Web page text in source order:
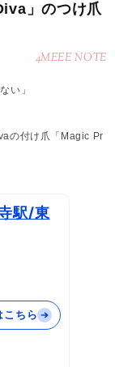
」のつけ爪
4MEEE NOTE
い」
の付け爪「Magic Pr
駅/東
こちら